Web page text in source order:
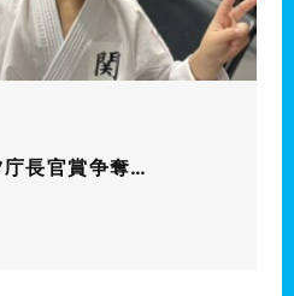
長官賞争奪…